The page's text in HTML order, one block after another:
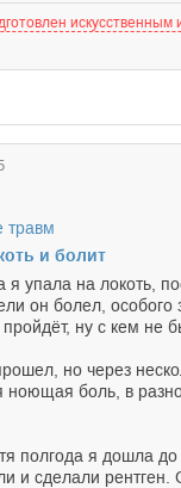
искусственным
травм
и болит
я упала на локоть,
он болел, особого
ну с кем не
но через
ноющая боль, в
полгода я дошла до
и сделали рентген.